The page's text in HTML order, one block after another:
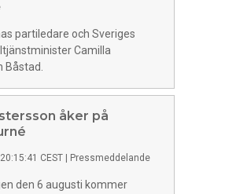
partiledare och Sveriges
Camilla
Båstad.
åker på
CEST Pressmeddelande
den 6 augusti kommer